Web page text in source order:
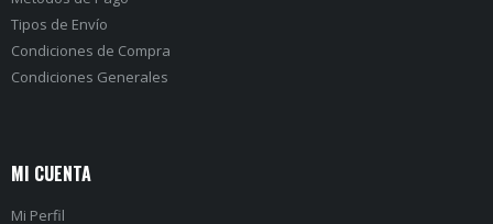
Tipos de Envío
Condiciones de Compra
Condiciones Generales
MI CUENTA
Mi Perfil